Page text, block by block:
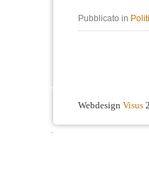
Pubblicato in
Webdesign Visus